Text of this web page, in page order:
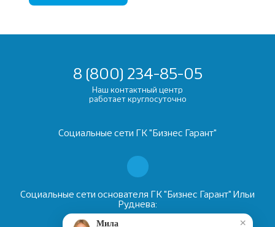
8 (800) 234-85-05
Наш контактный центр
работает круглосуточно
Социальные сети ГК "Бизнес Гарант"
Социальные сети основателя ГК "Бизнес Гарант" Ильи
Руднева:
×
Мила